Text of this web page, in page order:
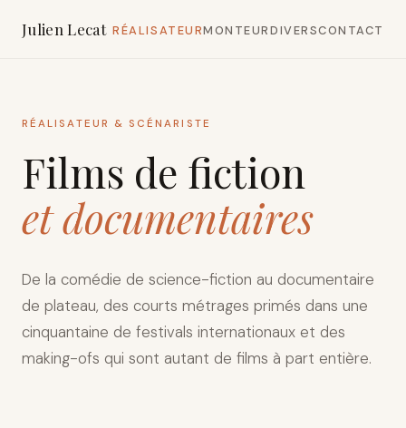
Julien Lecat RÉALISATEURMONTEURDIVERSCONTACT
RÉALISATEUR & SCÉNARISTE
Films de fiction
et documentaires
De la comédie de science-fiction au documentaire
de plateau, des courts métrages primés dans une
cinquantaine de festivals internationaux et des
making-ofs qui sont autant de films à part entière.